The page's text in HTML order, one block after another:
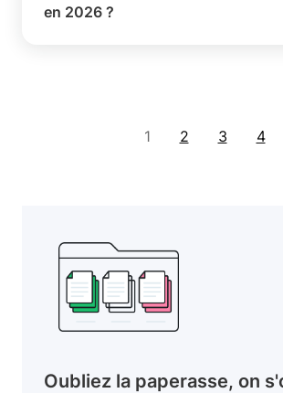
en 2026 ?
1 2 3 4
Oubliez la paperasse, on